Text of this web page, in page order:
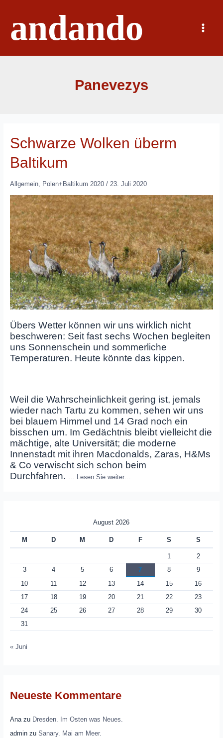
springenandando
Main
Menu
Panevezys
Schwarze Wolken überm
Baltikum
Allgemein, Polen+Baltikum 2020/ 23. Juli 2020
Übers Wetter können wir uns wirklich nicht
beschweren: Seit fast sechs Wochen begleiten
uns Sonnenschein und sommerliche
Temperaturen. Heute könnte das kippen.
Weil die Wahrscheinlichkeit gering ist, jemals
wieder nach Tartu zu kommen, sehen wir uns
bei blauem Himmel und 14 Grad noch ein
bisschen um. Im Gedächtnis bleibt vielleicht die
mächtige, alte Universität; die moderne
Innenstadt mit ihren Macdonalds, Zaras, H&Ms
& Co verwischt sich schon beim
Durchfahren.
Lesen Sie weiter…
August 2026
M D M D F S S
1
2
3
4 5 6 7 8
9
10
11 12 13 14 15
16
17
18 19 20 21 22
23
24
25 26 27 28 29
30
31
« Juni
Neueste Kommentare
Anazu Dresden. Im Osten was Neues.
adminzu Sanary. Mai am Meer.